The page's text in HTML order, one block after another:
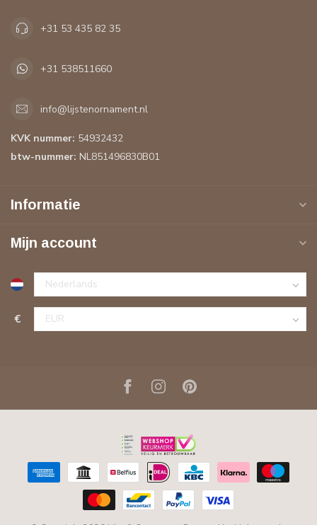
+31 53 435 82 35
+31 538511660
info@lijstenornament.nl
KVK nummer: 54932432
btw-nummer: NL851496830B01
Informatie
Mijn account
€